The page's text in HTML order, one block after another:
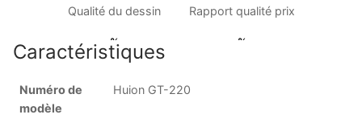
Qualité du dessin Rapport qualité prix
Caractéristiques
Numéro de
modèle
Huion GT-220